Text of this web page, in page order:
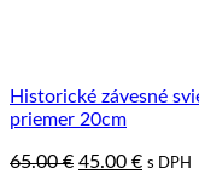
Historické závesné
priemer 20cm
65.00€ Pôvodná
45.00 € s DPH